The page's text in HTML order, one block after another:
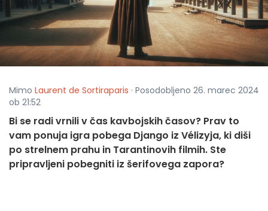
Mimo Laurent de Sortiraparis · Posodobljeno 26. marec 2024
ob 21:52
Bi se radi vrnili v čas kavbojskih časov? Prav to
vam ponuja igra pobega Django iz Vélizyja, ki diši
po strelnem prahu in Tarantinovih filmih. Ste
pripravljeni pobegniti iz šerifovega zapora?